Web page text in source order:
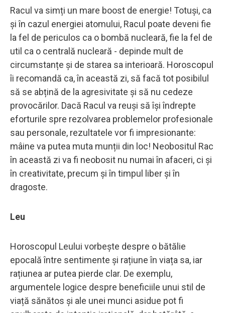
Racul va simți un mare boost de energie! Totuși, ca
și în cazul energiei atomului, Racul poate deveni fie
la fel de periculos ca o bombă nucleară, fie la fel de
util ca o centrală nucleară - depinde mult de
circumstanțe și de starea sa interioară. Horoscopul
îi recomandă ca, în această zi, să facă tot posibilul
să se abțină de la agresivitate și să nu cedeze
provocărilor. Dacă Racul va reuși să își îndrepte
eforturile spre rezolvarea problemelor profesionale
sau personale, rezultatele vor fi impresionante:
mâine va putea muta munții din loc! Neobositul Rac
în această zi va fi neobosit nu numai în afaceri, ci și
în creativitate, precum și în timpul liber și în
dragoste.
Leu
Horoscopul Leului vorbește despre o bătălie
epocală între sentimente și rațiune în viața sa, iar
rațiunea ar putea pierde clar. De exemplu,
argumentele logice despre beneficiile unui stil de
viață sănătos și ale unei munci asidue pot fi